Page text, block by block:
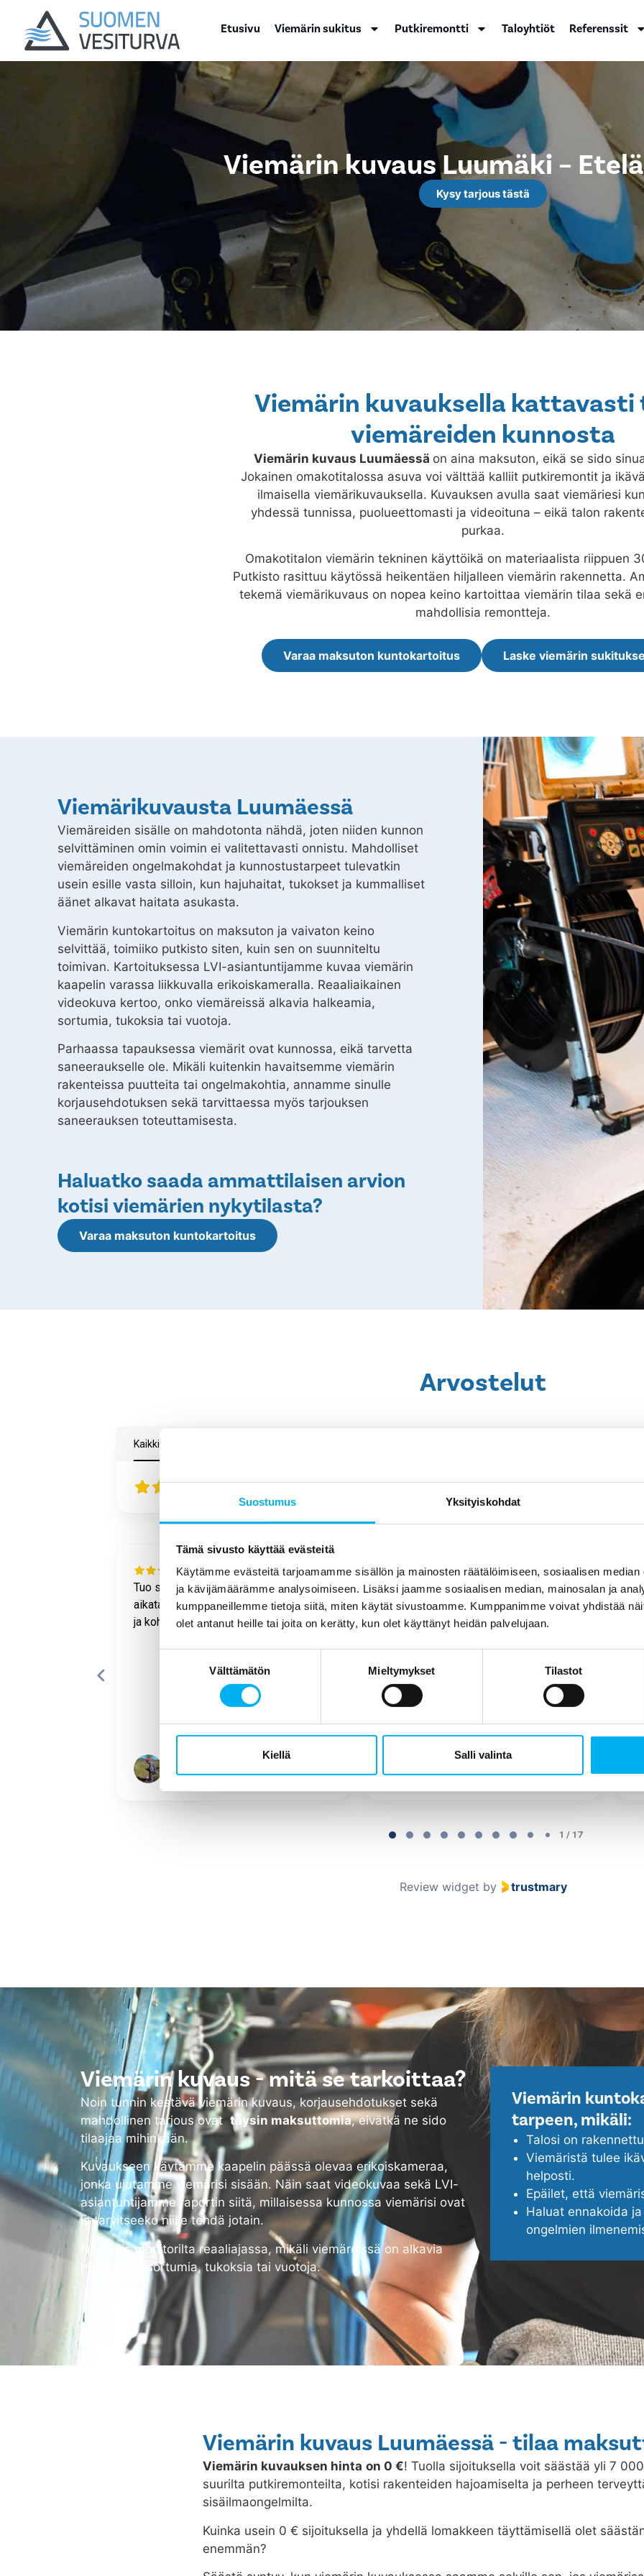
Suostumus Yksityiskohdat
Tämä sivusto käyttää evästeitä
Käytämme evästeitä tarjoamamme sisällön ja mainosten räätälöimiseen, sosiaalisen
ja kävijämäärämme analysoimiseen. Lisäksi jaamme sosiaalisen median, mainosalan ja
kumppaneillemme tietoja siitä, miten käytät sivustoamme. Kumppanimme voivat yhdistää
olet antanut heille tai joita on kerätty, kun olet käyttänyt heidän palvelujaan.
Välttämätön Mieltymykset Tilastot
Kiellä Salli valinta
Etusivu Viemärin sukitus Putkiremontti Taloyhtiöt Referenssit
Viemärin kuvaus Luumäki –
Kysy tarjous tästä
Viemärin kuvauksella
viemäreiden kunnosta
Viemärin kuvaus Luumäessä on aina maksuton, eikä se sido
Jokainen omakotitalossa asuva voi välttää kalliit putkiremontit ja
ilmaisella viemärikuvauksella. Kuvauksen avulla saat viemäriesi
yhdessä tunnissa, puolueettomasti ja videoituna – eikä talon
purkaa.
Omakotitalon viemärin tekninen käyttöikä on materiaalista riippuen
Putkisto rasittuu käytössä heikentäen hiljalleen viemärin rakennetta.
tekemä viemärikuvaus on nopea keino kartoittaa viemärin tilaa sekä
mahdollisia remontteja.
Varaa maksuton kuntokartoitus Laske viemärin
Viemärikuvausta Luumäessä
Viemäreiden sisälle on mahdotonta nähdä, joten niiden kunnon
selvittäminen omin voimin ei valitettavasti onnistu. Mahdolliset
viemäreiden ongelmakohdat ja kunnostustarpeet tulevatkin
usein esille vasta silloin, kun hajuhaitat, tukokset ja kummalliset
äänet alkavat haitata asukasta.
Viemärin kuntokartoitus on maksuton ja vaivaton keino
selvittää, toimiiko putkisto siten, kuin sen on suunniteltu
toimivan. Kartoituksessa LVI-asiantuntijamme kuvaa viemärin
kaapelin varassa liikkuvalla erikoiskameralla. Reaaliaikainen
videokuva kertoo, onko viemäreissä alkavia halkeamia,
sortumia, tukoksia tai vuotoja.
Parhaassa tapauksessa viemärit ovat kunnossa, eikä tarvetta
saneeraukselle ole. Mikäli kuitenkin havaitsemme viemärin
rakenteissa puutteita tai ongelmakohtia, annamme sinulle
korjausehdotuksen sekä tarvittaessa myös tarjouksen
saneerauksen toteuttamisesta.
Haluatko saada ammattilaisen arvion
kotisi viemärien nykytilasta?
Varaa maksuton kuntokartoitus
Arvostelut
Kaikki arvostelut
4.5
1 month ago
Tuo sujui hyvin ja annetussa
aikataulussa. Työntekijä oli ystävällinen
ja kohtelias.
3 months ago
Aivan kaikki tarkennukset eivät olleet
välittyneet sopimuksen tekijältä sille,
joka varsinaisen työn tuli tekemään
joka k...
Näytä enemmän
1 / 17
Review widget by trustmary
Viemärin kuvaus - mitä se tarkoittaa?
Noin tunnin kestävä viemärin kuvaus, korjausehdotukset sekä
mahdollinen tarjous ovat täysin maksuttomia, eivätkä ne sido
tilaajaa mihinkään.
Kuvaukseen käytämme kaapelin päässä olevaa erikoiskameraa,
jonka ujutamme viemärisi sisään. Näin saat videokuvaa sekä LVI-
asiantuntijamme raportin siitä, millaisessa kunnossa viemärisi ovat
ja tarvitseeko niille tehdä jotain.
Näet siis monitorilta reaaliajassa, mikäli viemäreissä on alkavia
halkeamia, sortumia, tukoksia tai vuotoja.
Viemärin
tarpeen, mikäli:
Talosi on
Viemäristä tulee
helposti.
Epäilet, että
Haluat ennakoida
ongelmien
Viemärin kuvaus Luumäessä - tilaa
Viemärin kuvauksen hinta on 0 €! Tuolla sijoituksella voit säästää yli 7
suurilta putkiremonteilta, kotisi rakenteiden hajoamiselta ja perheen
sisäilmaongelmilta.
Kuinka usein 0 € sijoituksella ja yhdellä lomakkeen täyttämisellä olet
enemmän?